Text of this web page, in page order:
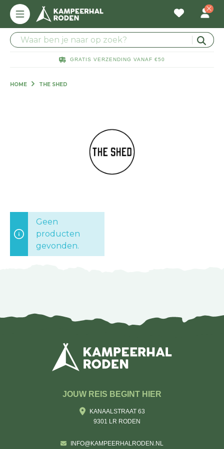
GRATIS VERZENDING VANAF €50
HOME THE SHED
Geen
producten
gevonden.
JOUW REIS BEGINT HIER
KANAALSTRAAT 63
9301 LR RODEN
INFO@KAMPEERHALRODEN.NL